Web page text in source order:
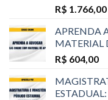
R$ 1.766,00
APRENDA
MATERIAL
R$ 604,00